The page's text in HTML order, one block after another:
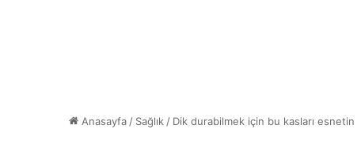
Anasayfa / Sağlık / Dik durabilmek için bu kasları esnetin